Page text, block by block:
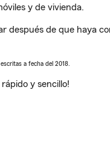
y de vivienda.
de que haya
a fecha del 2018.
rápido y sencillo!